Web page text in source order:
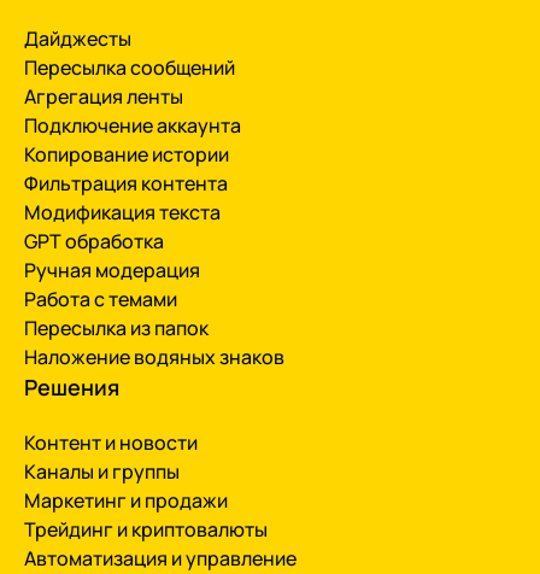
Дайджесты
Пересылка сообщений
Агрегация ленты
Подключение аккаунта
Копирование истории
Фильтрация контента
Модификация текста
GPT обработка
Ручная модерация
Работа с темами
Пересылка из папок
Наложение водяных знаков
Решения
Контент и новости
Каналы и группы
Маркетинг и продажи
Трейдинг и криптовалюты
Автоматизация и управление